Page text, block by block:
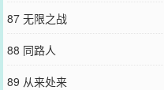
87 无限之战
88 同路人
89 从来处来